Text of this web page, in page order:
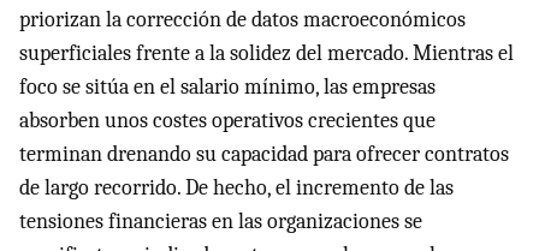
priorizan la corrección de datos macroeconómicos
superficiales frente a la solidez del mercado. Mientras el
foco se sitúa en el salario mínimo, las empresas
absorben unos costes operativos crecientes que
terminan drenando su capacidad para ofrecer contratos
de largo recorrido. De hecho, el incremento de las
tensiones financieras en las organizaciones se